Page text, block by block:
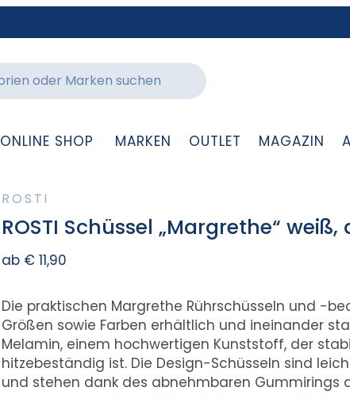
ONLINE SHOP MARKEN OUTLET MAGAZIN
ROSTI
ROSTI Schüssel „Margrethe“
ab € 11,90
Die praktischen Margrethe Rührschüsseln und -
Größen sowie Farben erhältlich und ineinander
Melamin, einem hochwertigen Kunststoff, der
hitzebeständig ist. Die Design-Schüsseln sind
und stehen dank des abnehmbaren Gummirings